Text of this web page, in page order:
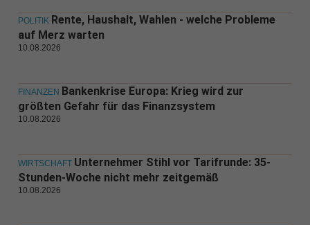
POLITIK Rente, Haushalt, Wahlen - welche Probleme
auf Merz warten
10.08.2026
FINANZEN Bankenkrise Europa: Krieg wird zur
größten Gefahr für das Finanzsystem
10.08.2026
WIRTSCHAFT Unternehmer Stihl vor Tarifrunde: 35-
Stunden-Woche nicht mehr zeitgemäß
10.08.2026